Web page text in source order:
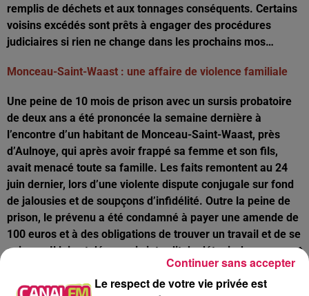
remplis de déchets et aux tonnages conséquents. Certains
voisins excédés sont prêts à engager des procédures
judiciaires si rien ne change dans les prochains mos…
Monceau-Saint-Waast : une affaire de violence familiale
Une peine de 10 mois de prison avec un sursis probatoire
de deux ans a été prononcée la semaine dernière à
l’encontre d’un habitant de Monceau-Saint-Waast, près
d’Aulnoye, qui après avoir frappé sa femme et son fils,
avait menacé toute sa famille. Les faits remontent au 24
juin dernier, lors d’une violente dispute conjugale sur fond
de jalousies et de soupçons d’infidélité. Outre la peine de
prison, le prévenu a été condamné à payer une amende de
100 euros et à des obligations de trouver un travail et de se
soigner. Il lui est désormais interdit de détenir des armes et
devra participer à un stage de responsabilisation !
Le respect de votre vie privée est
Continuer sans accepter